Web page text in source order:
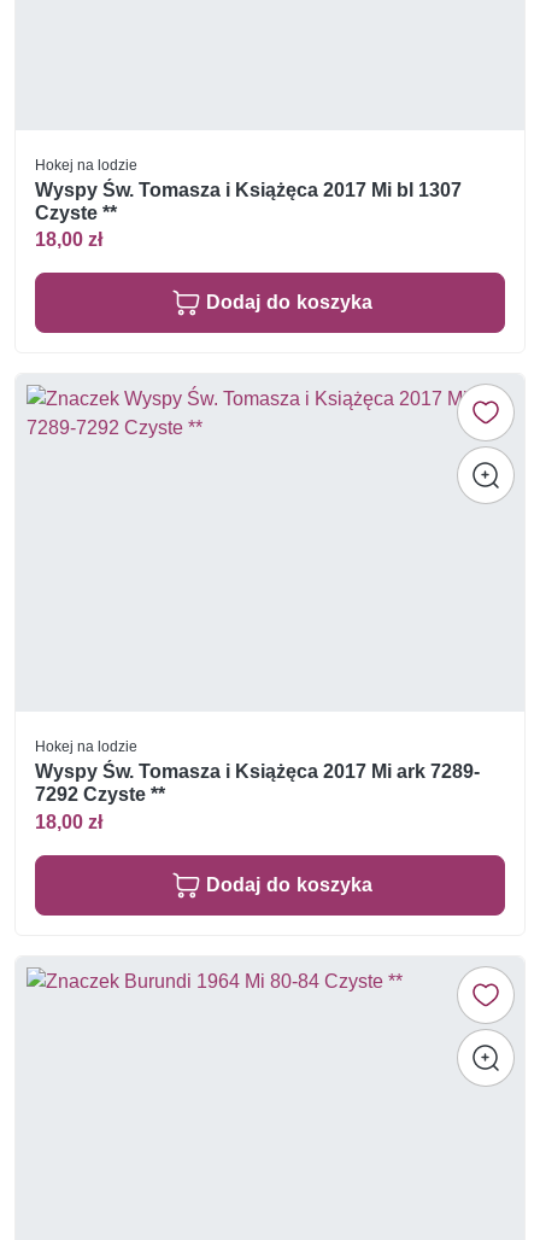
Hokej na lodzie
Wyspy Św. Tomasza i Książęca 2017 Mi bl 1307
Czyste **
18,00 zł
Dodaj do koszyka
Hokej na lodzie
Wyspy Św. Tomasza i Książęca 2017 Mi ark 7289-
7292 Czyste **
18,00 zł
Dodaj do koszyka